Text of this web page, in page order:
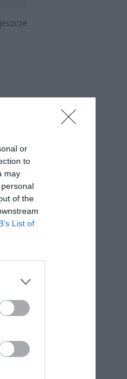
or
to
may
of the
List of